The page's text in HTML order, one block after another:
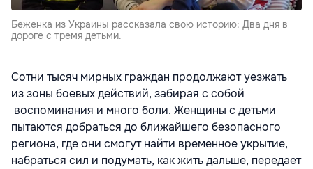
Беженка из Украины рассказала свою историю: Два дня в
дороге с тремя детьми.
Сотни тысяч мирных граждан продолжают уезжать
из зоны боевых действий, забирая с собой
воспоминания и много боли. Женщины с детьми
пытаются добраться до ближайшего безопасного
региона, где они смогут найти временное укрытие,
набраться сил и подумать, как жить дальше, передает